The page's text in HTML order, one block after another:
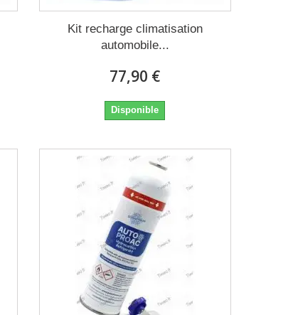
Kit recharge climatisation
automobile...
77,90 €
Disponible